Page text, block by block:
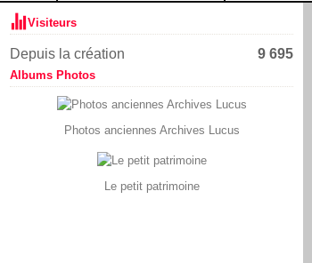
Visiteurs
Depuis la création 9 695
Albums Photos
Photos anciennes Archives Lucus
Le petit patrimoine